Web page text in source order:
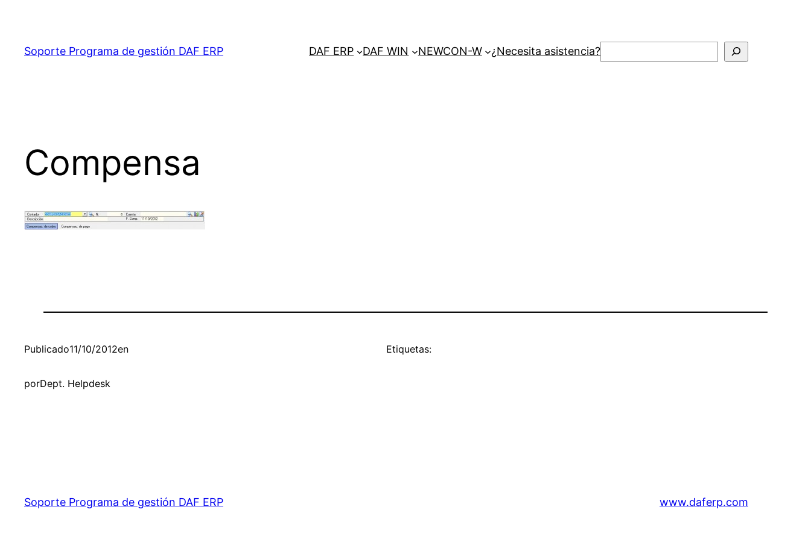
contenido
Soporte Programa de gestión DAF ERP DAF ERP DAF WIN NEWCON-W ¿Necesita asistencia?Buscar
Compensa
Publicado11/10/2012en
porDept. Helpdesk
Etiquetas:
Soporte Programa de gestión DAF ERP www.daferp.com